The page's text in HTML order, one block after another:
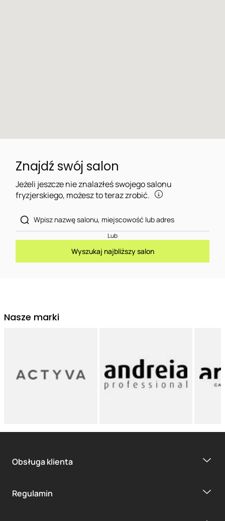
Znajdź swój salon
Jeżeli jeszcze nie znalazłeś swojego salonu
fryzjerskiego, możesz to teraz zrobić.
Lub
Wyszukaj najbliższy salon
Nasze marki
Obsługa klienta
Regulamin